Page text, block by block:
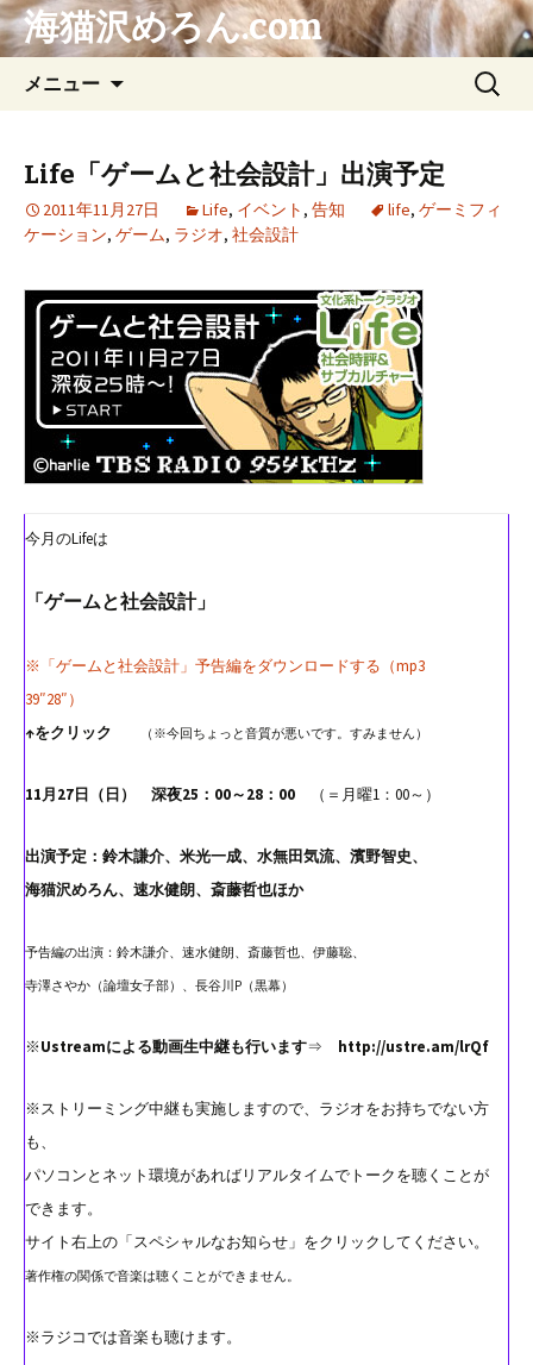
海猫沢めろん.com
メニュー
ン
へ
ス
ッ
プ
検
Life「ゲームと社会設計」出演予定
2011年11月27日 Life, イベント , 告知 life, ゲーミフィ
ケーション, ゲーム, ラジオ, 社会設計
今月のLifeは
「ゲームと社会設計」
※「ゲームと社会設計」予告編をダウンロードする（mp3
39″28″）
↑をクリック
（※今回ちょっと音質が悪いです。すみません）
11月27日（日） 深夜25：00～28：00 （＝月曜1：00～）
出演予定：鈴木謙介、米光一成、水無田気流、濱野智史、
海猫沢めろん、速水健朗、斎藤哲也ほか
予告編の出演：鈴木謙介、速水健朗、斎藤哲也、伊藤聡、
寺澤さやか（論壇女子部）、長谷川P（黒幕）
※Ustreamによる動画生中継も行います⇒ http://ustre.am/lrQf
※ストリーミング中継も実施しますので、ラジオをお持ちでない方
も、
パソコンとネット環境があればリアルタイムでトークを聴くことが
できます。
サイト右上の「スペシャルなお知らせ」をクリックしてください。
著作権の関係で音楽は聴くことができません。
※ラジコでは音楽も聴けます。